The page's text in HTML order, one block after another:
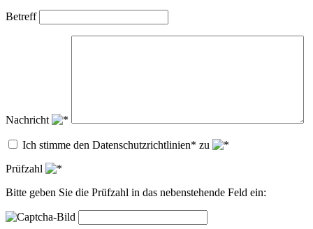
Betreff
Nachricht
Ich stimme den Datenschutzrichtlinien* zu
Prüfzahl
Bitte geben Sie die Prüfzahl in das nebenstehende Feld ein: